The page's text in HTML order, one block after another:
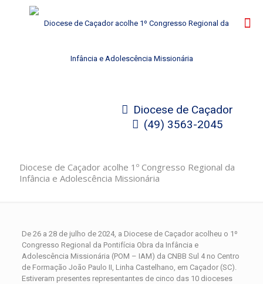
Diocese de Caçador
(49) 3563-2045
Diocese de Caçador acolhe 1º Congresso Regional da
Infância e Adolescência Missionária
De 26 a 28 de julho de 2024, a Diocese de Caçador acolheu o 1º
Congresso Regional da Pontifícia Obra da Infância e
Adolescência Missionária (POM – IAM) da CNBB Sul 4 no Centro
de Formação João Paulo II, Linha Castelhano, em Caçador (SC).
Estiveram presentes representantes de cinco das 10 dioceses